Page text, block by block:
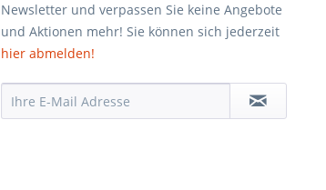
Newsletter und verpassen Sie keine Angebote
und Aktionen mehr! Sie können sich jederzeit
hier abmelden!